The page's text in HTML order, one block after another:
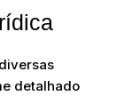
detalhado